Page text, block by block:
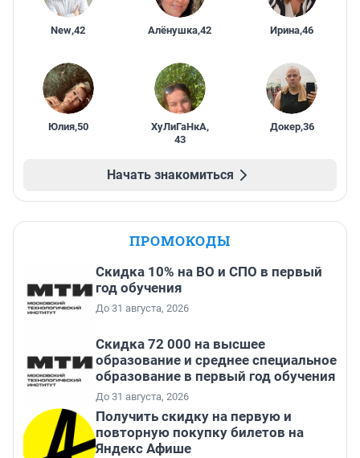
New,42 Алёнушка,42 Ирина,46
Юлия,50 ХуЛиГаНкА,
43
Докер,36
Начать знакомиться
ПРОМОКОДЫ
Скидка 10% на ВО и СПО в первый
год обучения
До 31 августа, 2026
Скидка 72 000 на высшее
образование и среднее специальное
образование в первый год обучения
До 31 августа, 2026
Получить скидку на первую и
повторную покупку билетов на
Яндекс Афише